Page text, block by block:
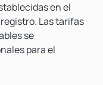
en el
Las tarifas
se
para el